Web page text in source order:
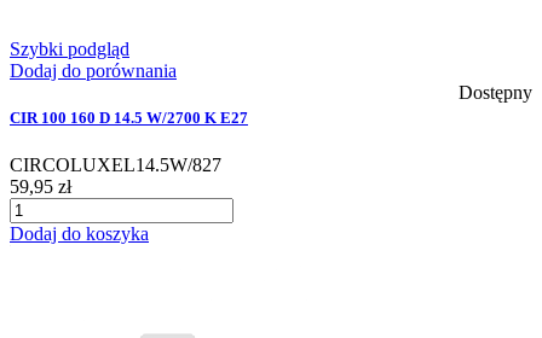
Szybki podgląd
Dodaj do porównania
Dostępny
CIR 100 160 D 14.5 W/2700 K E27
CIRCOLUXEL14.5W/827
59,95 zł
Dodaj do koszyka